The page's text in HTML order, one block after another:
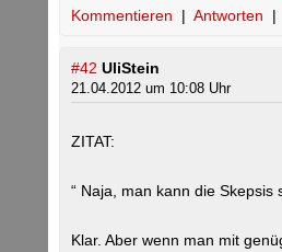
Kommentieren | Antworten |
#42 UliStein
21.04.2012 um 10:08 Uhr
ZITAT:
“ Naja, man kann die Skepsis
Klar. Aber wenn man mit